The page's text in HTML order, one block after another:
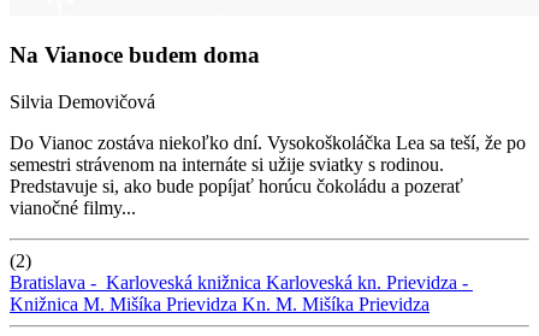
Na Vianoce budem doma
Silvia Demovičová
Do Vianoc zostáva niekoľko dní. Vysokoškoláčka Lea sa teší, že po
semestri strávenom na internáte si užije sviatky s rodinou.
Predstavuje si, ako bude popíjať horúcu čokoládu a pozerať
vianočné filmy...
(2)
Bratislava - Karloveská knižnica Karloveská kn. Prievidza -
Knižnica M. Mišíka Prievidza Kn. M. Mišíka Prievidza